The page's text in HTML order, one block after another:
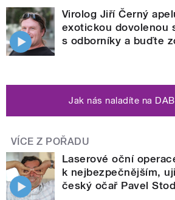
Virolog Jiří Černý
exotickou dovolenou
s odborníky a buďte
Jak nás naladíte na
VÍCE Z POŘADU
Laserové oční
k nejbezpečnějším,
český očař Pavel